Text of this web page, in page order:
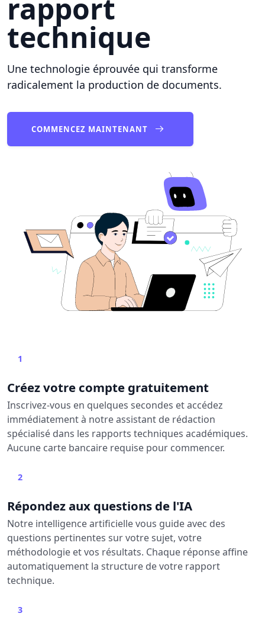
rapport
technique
Une technologie éprouvée qui transforme
radicalement la production de documents.
COMMENCEZ MAINTENANT
1
Créez votre compte gratuitement
Inscrivez-vous en quelques secondes et accédez
immédiatement à notre assistant de rédaction
spécialisé dans les rapports techniques académiques.
Aucune carte bancaire requise pour commencer.
2
Répondez aux questions de l'IA
Notre intelligence artificielle vous guide avec des
questions pertinentes sur votre sujet, votre
méthodologie et vos résultats. Chaque réponse affine
automatiquement la structure de votre rapport
technique.
3